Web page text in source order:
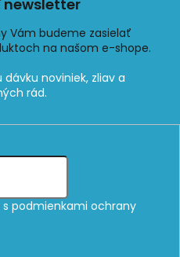
Vám budeme zasielať
na našom e-shope.
podmienkami ochrany